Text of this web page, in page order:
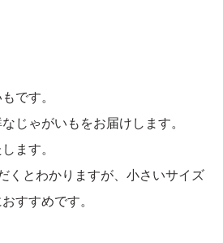
です。
じゃがいもをお届けします。
ます。
くとわかりますが、小さいサイズ
すすめです。